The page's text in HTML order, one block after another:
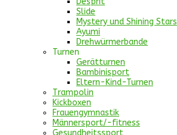
Slide
Mystery und Shining Stars
Ayumi
Drehwürmerbande
Turnen
Gerätturnen
Bambinisport
Eltern-Kind-Turnen
Trampolin
Kickboxen
Frauengymnastik
Männersport/-fitness